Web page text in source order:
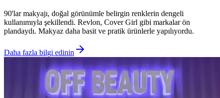
90'lar makyajı, doğal görünümle belirgin renklerin dengeli
kullanımıyla şekillendi. Revlon, Cover Girl gibi markalar ön
plandaydı. Makyaz daha basit ve pratik ürünlerle yapılıyordu.
Daha fazla bilgi edinin